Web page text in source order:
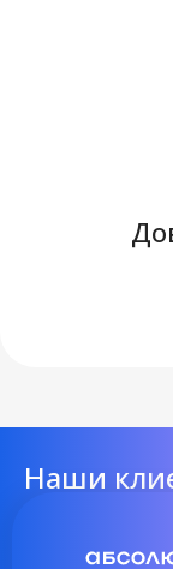
Наши